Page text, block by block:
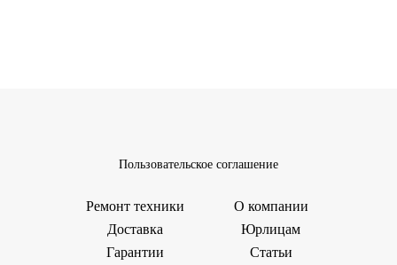
Пользовательское соглашение
Ремонт техники
Доставка
Гарантии
О компании
Юрлицам
Статьи